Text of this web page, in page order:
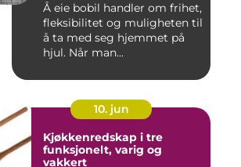
Å eie bobil handler om frihet,
fleksibilitet og muligheten til
å ta med seg hjemmet på
hjul. Når man...
10. jun
Kjøkkenredskap i tre
funksjonelt, varig og
vakkert